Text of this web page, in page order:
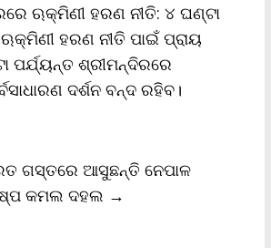
i
n
k
F
r
i
e
n
d
ଋକ୍ମିଣୀ ହରଣ ନୀତି: ୪ ଘଣ୍ଟା
ହରଣ ନୀତି ପାଇଁ ପ୍ରାୟ
ପର୍ଯ୍ୟନ୍ତ ଶ୍ରୀମନ୍ଦିରରେ
ଦର୍ଶନ ବନ୍ଦ ରହିବ।
ଗସ୍ତରେ ଆସୁଛନ୍ତି ନେପାଳ
କମଲ ଦହଲ →